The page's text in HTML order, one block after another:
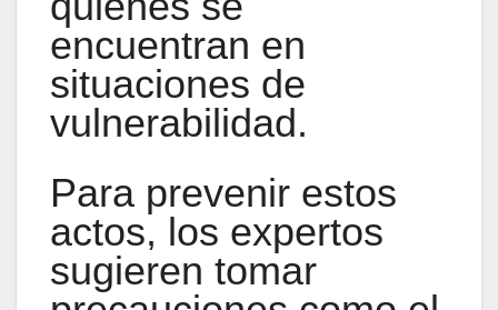
encuentran en
situaciones de
vulnerabilidad.
Para prevenir estos
actos, los expertos
sugieren tomar